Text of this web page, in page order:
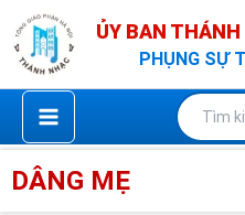
Nhảy
tới
nội
dung
ỦY BAN
PHỤNG SỰ
DÂNG MẸ